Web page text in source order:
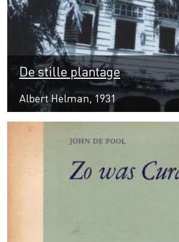
De stille plantage
Albert Helman, 1931